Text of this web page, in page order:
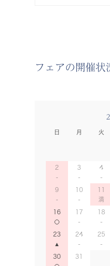
フェアの開催状
日 月 火
2 3 4
9 10 11
16 17 18
23 24 25
30 31